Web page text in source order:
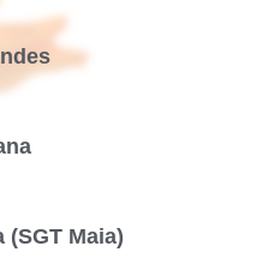
Maia)